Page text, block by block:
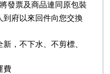
發票及商品連同原包裝
到府以來回件向您交換
，不下水、不剪標、
費